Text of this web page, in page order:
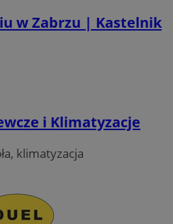
w Zabrzu | Kastelnik
i Klimatyzacje
klimatyzacja